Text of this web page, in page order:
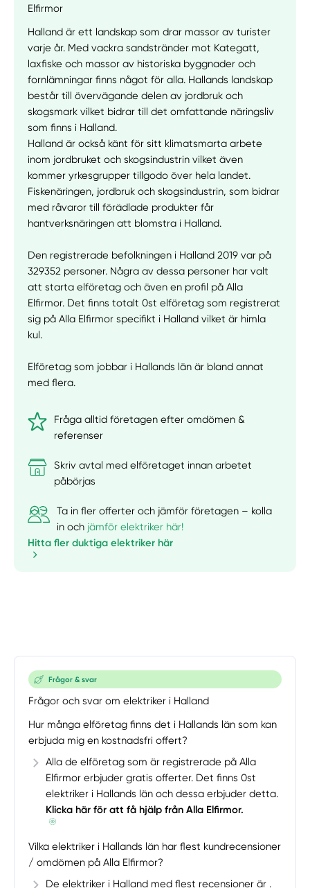
Elfirmor
Halland är ett landskap som drar massor av turister
varje år. Med vackra sandstränder mot Kategatt,
laxfiske och massor av historiska byggnader och
fornlämningar finns något för alla. Hallands landskap
består till övervägande delen av jordbruk och
skogsmark vilket bidrar till det omfattande näringsliv
som finns i Halland.
Halland är också känt för sitt klimatsmarta arbete
inom jordbruket och skogsindustrin vilket även
kommer yrkesgrupper tillgodo över hela landet.
Fiskenäringen, jordbruk och skogsindustrin, som bidrar
med råvaror till förädlade produkter får
hantverksnäringen att blomstra i Halland.
Den registrerade befolkningen i Halland 2019 var på
329352 personer. Några av dessa personer har valt
att starta elföretag och även en profil på Alla
Elfirmor. Det finns totalt 0st elföretag som registrerat
sig på Alla Elfirmor specifikt i Halland vilket är himla
kul.
Elföretag som jobbar i Hallands län är bland annat
med flera.
Fråga alltid företagen efter omdömen &
referenser
Skriv avtal med elföretaget innan arbetet
påbörjas
Ta in fler offerter och jämför företagen – kolla
in och jämför elektriker här!
Hitta fler duktiga elektriker här
Frågor & svar
Frågor och svar om elektriker i Halland
Hur många elföretag finns det i Hallands län som kan
erbjuda mig en kostnadsfri offert?
Alla de elföretag som är registrerade på Alla
Elfirmor erbjuder gratis offerter. Det finns 0st
elektriker i Hallands län och dessa erbjuder detta.
Klicka här för att få hjälp från Alla Elfirmor.
Vilka elektriker i Hallands län har flest kundrecensioner
/ omdömen på Alla Elfirmor?
De elektriker i Halland med flest recensioner är .